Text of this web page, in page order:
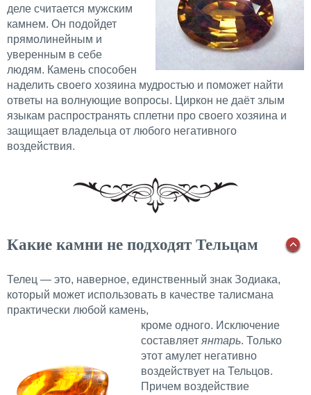
деле считается мужским
камнем. Он подойдет
прямолинейным и
уверенным в себе
людям. Камень способен
наделить своего хозяина мудростью и поможет найти
ответы на волнующие вопросы. Циркон не даёт злым
языкам распространять сплетни про своего хозяина и
защищает владельца от любого негативного
воздействия.
Какие камни не подходят Тельцам
Телец — это, наверное, единственный знак Зодиака,
который может использовать в качестве талисмана
практически любой камень,
кроме одного. Исключение
составляетянтарь. Только
этот амулет негативно
воздействует на Тельцов.
Причем воздействие